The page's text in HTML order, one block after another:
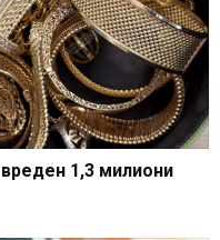
1,3 милиони